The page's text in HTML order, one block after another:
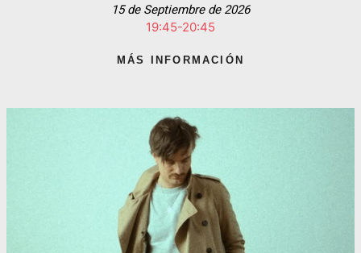
15 de Septiembre de 2026
19:45-20:45
MÁS INFORMACIÓN